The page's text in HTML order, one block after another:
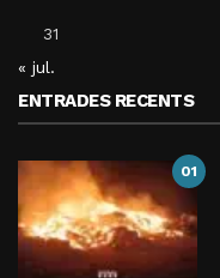
31
« jul.
ENTRADES RECENTS
01